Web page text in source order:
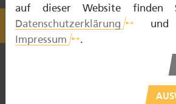
auf dieser Website finden
Datenschutzerklärung
und
Impressum
.